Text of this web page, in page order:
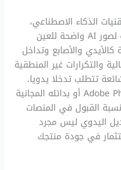
الذكاء الاصطناعي،
تظل بعض العيوب المميزة لصور AI واضحة للعين
والأصابع وتداخل
والتكرارات غير المنطقية
تتطلب تدخلا يدويا.
استخدام برنامج Adobe Photoshop أو بدائله المجانية
القبول في المنصات
اليدوي ليس مجرد
في جودة منتجك